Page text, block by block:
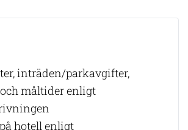
inträden/parkavgifter,
måltider enligt
hotell enligt